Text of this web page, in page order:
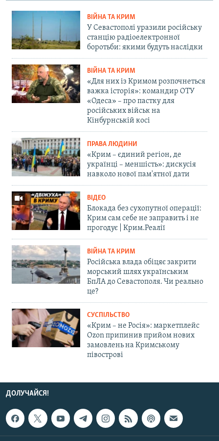
ВІЙНА ТА КРИМ
У Севастополі уразили російську
станцію радіоелектронної
боротьби: якими будуть наслідки
ВІЙНА ТА КРИМ
«Для них із Кримом розпочнеться
важка історія»: командир ОТУ
«Одеса» – про пастку для
російських військ на
Кінбурнській косі
ПРАВА ЛЮДИНИ
«Крим – єдиний регіон, де
українці – меншість»: дискусія
навколо нової пам'ятної дати
ВІДЕО
Блокада без сухопутної операції:
Крим сам себе не заправить і не
прогодує | Крим.Реалії
ВІЙНА ТА КРИМ
Російська влада обіцяє закрити
морський шлях українським
БпЛА до Севастополя. Чи реально
це?
СУСПІЛЬСТВО
«Крим – не Росія»: маркетплейс
Ozon припинив прийом нових
замовлень на Кримському
півострові
ДОЛУЧАЙСЯ!